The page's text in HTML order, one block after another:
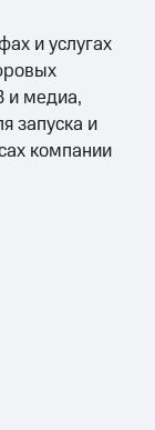
и услугах
и медиа,
запуска и
компании